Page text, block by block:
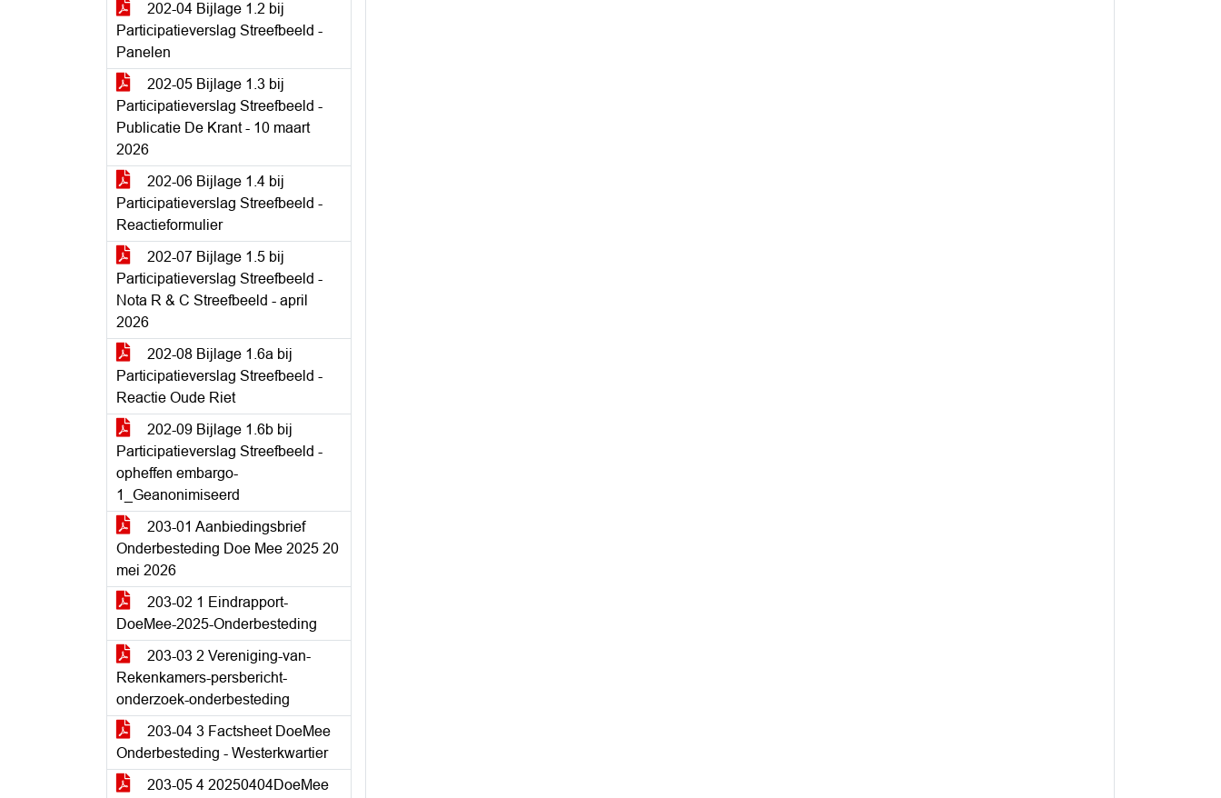
202-04 Bijlage 1.2 bij
Participatieverslag Streefbeeld -
Panelen
202-05 Bijlage 1.3 bij
Participatieverslag Streefbeeld -
Publicatie De Krant - 10 maart
2026
202-06 Bijlage 1.4 bij
Participatieverslag Streefbeeld -
Reactieformulier
202-07 Bijlage 1.5 bij
Participatieverslag Streefbeeld -
Nota R & C Streefbeeld - april
2026
202-08 Bijlage 1.6a bij
Participatieverslag Streefbeeld -
Reactie Oude Riet
202-09 Bijlage 1.6b bij
Participatieverslag Streefbeeld -
opheffen embargo-
1_Geanonimiseerd
203-01 Aanbiedingsbrief
Onderbesteding Doe Mee 2025 20
mei 2026
203-02 1 Eindrapport-
DoeMee-2025-Onderbesteding
203-03 2 Vereniging-van-
Rekenkamers-persbericht-
onderzoek-onderbesteding
203-04 3 Factsheet DoeMee
Onderbesteding - Westerkwartier
203-05 4 20250404DoeMee